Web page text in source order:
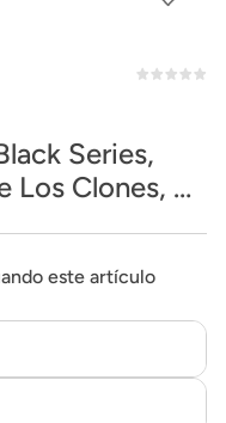
Series,
Los Clones, 2
este artículo